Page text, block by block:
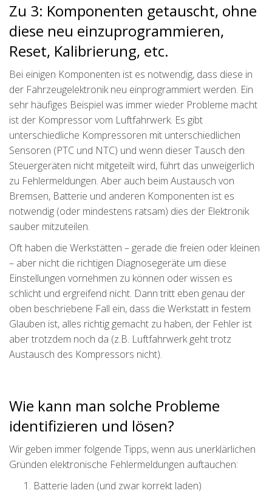
Zu 3: Komponenten getauscht, ohne
diese neu einzuprogrammieren,
Reset, Kalibrierung, etc.
Bei einigen Komponenten ist es notwendig, dass diese in
der Fahrzeugelektronik neu einprogrammiert werden. Ein
sehr häufiges Beispiel was immer wieder Probleme macht
ist der Kompressor vom Luftfahrwerk. Es gibt
unterschiedliche Kompressoren mit unterschiedlichen
Sensoren (PTC und NTC) und wenn dieser Tausch den
Steuergeräten nicht mitgeteilt wird, führt das unweigerlich
zu Fehlermeldungen. Aber auch beim Austausch von
Bremsen, Batterie und anderen Komponenten ist es
notwendig (oder mindestens ratsam) dies der Elektronik
sauber mitzuteilen.
Oft haben die Werkstätten – gerade die freien oder kleinen
– aber nicht die richtigen Diagnosegeräte um diese
Einstellungen vornehmen zu können oder wissen es
schlicht und ergreifend nicht. Dann tritt eben genau der
oben beschriebene Fall ein, dass die Werkstatt in festem
Glauben ist, alles richtig gemacht zu haben, der Fehler ist
aber trotzdem noch da (z.B. Luftfahrwerk geht trotz
Austausch des Kompressors nicht).
Wie kann man solche Probleme
identifizieren und lösen?
Wir geben immer folgende Tipps, wenn aus unerklärlichen
Gründen elektronische Fehlermeldungen auftauchen:
Batterie laden (und zwar korrekt laden)